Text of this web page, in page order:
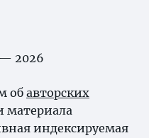
— 2026
об авторских
материала
индексируемая